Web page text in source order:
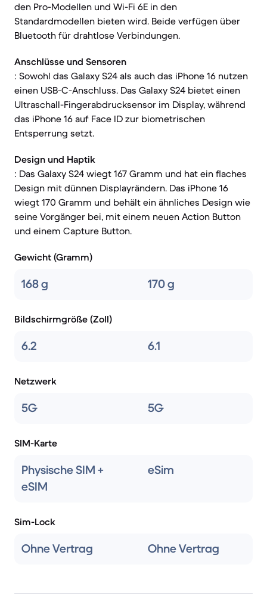
den Pro-Modellen und Wi-Fi 6E in den
Standardmodellen bieten wird. Beide verfügen über
Bluetooth für drahtlose Verbindungen.
Anschlüsse und Sensoren
: Sowohl das Galaxy S24 als auch das iPhone 16 nutzen
einen USB-C-Anschluss. Das Galaxy S24 bietet einen
Ultraschall-Fingerabdrucksensor im Display, während
das iPhone 16 auf Face ID zur biometrischen
Entsperrung setzt.
Design und Haptik
: Das Galaxy S24 wiegt 167 Gramm und hat ein flaches
Design mit dünnen Displayrändern. Das iPhone 16
wiegt 170 Gramm und behält ein ähnliches Design wie
seine Vorgänger bei, mit einem neuen Action Button
und einem Capture Button.
Gewicht (Gramm)
168 g 170 g
Bildschirmgröße (Zoll)
6.2 6.1
Netzwerk
5G 5G
SIM-Karte
Physische SIM +
eSIM
eSim
Sim-Lock
Ohne Vertrag Ohne Vertrag